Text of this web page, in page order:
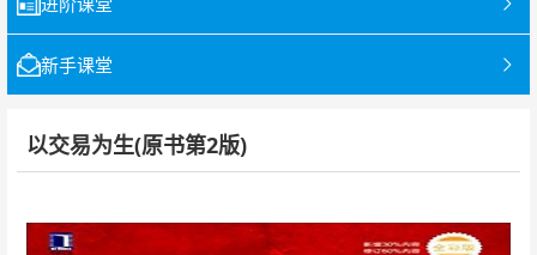
新手课堂
以交易为生(原书第2版)